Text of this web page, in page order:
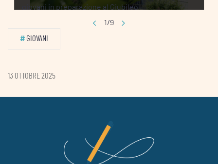
giovani in preparazione al Giubileo
1/9
# GIOVANI
13 OTTOBRE 2025